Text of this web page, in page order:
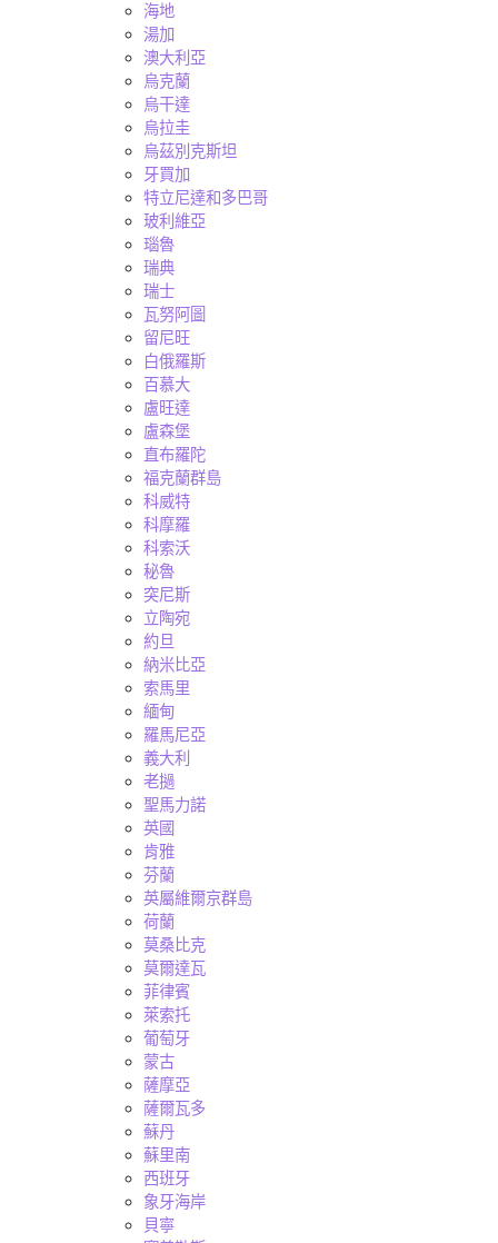
海地
湯加
澳大利亞
烏克蘭
烏干達
烏拉圭
烏茲別克斯坦
牙買加
特立尼達和多巴哥
玻利維亞
瑙魯
瑞典
瑞士
瓦努阿圖
留尼旺
白俄羅斯
百慕大
盧旺達
盧森堡
直布羅陀
福克蘭群島
科威特
科摩羅
科索沃
秘魯
突尼斯
立陶宛
約旦
納米比亞
索馬里
緬甸
羅馬尼亞
義大利
老撾
聖馬力諾
英國
肯雅
芬蘭
英屬維爾京群島
荷蘭
莫桑比克
莫爾達瓦
菲律賓
萊索托
葡萄牙
蒙古
薩摩亞
薩爾瓦多
蘇丹
蘇里南
西班牙
象牙海岸
貝寧